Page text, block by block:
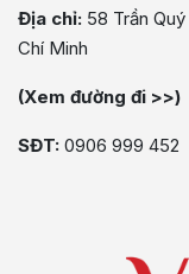
Địa chỉ: 58 Trần
Chí Minh
(Xem đường đi >>)
SĐT: 0906 999 452